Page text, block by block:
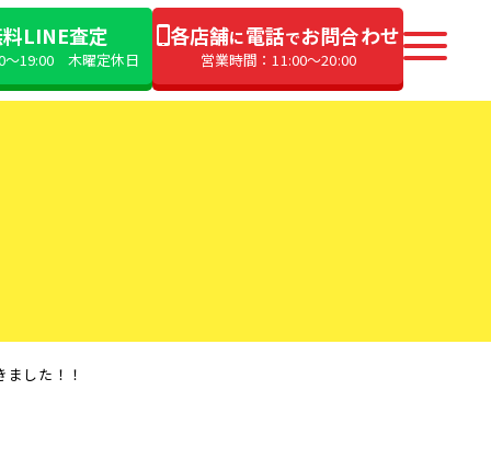
LINE査定
〜19:00 木曜定休日
各店舗に電話でお問合わせ
営業時間：11:00〜20:00
した！！